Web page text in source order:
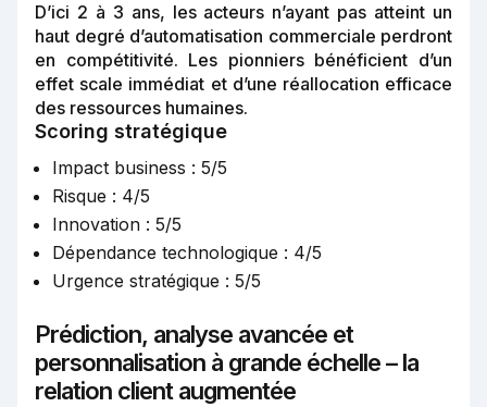
D’ici 2 à 3 ans, les acteurs n’ayant pas atteint un
haut degré d’automatisation commerciale perdront
en compétitivité. Les pionniers bénéficient d’un
effet scale immédiat et d’une réallocation efficace
des ressources humaines.
Scoring stratégique
Impact business : 5/5
Risque : 4/5
Innovation : 5/5
Dépendance technologique : 4/5
Urgence stratégique : 5/5
Prédiction, analyse avancée et
personnalisation à grande échelle – la
relation client augmentée